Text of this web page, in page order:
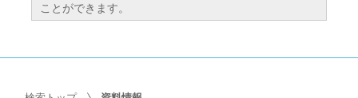
ことができます。